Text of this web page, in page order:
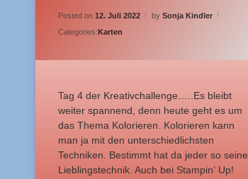
Posted on12. Juli 2022 bySonja Kindler
Categories:Karten
Tag 4 der Kreativchallenge…..Es bleibt
weiter spannend, denn heute geht es um
das Thema Kolorieren. Kolorieren kann
man ja mit den unterschiedlichsten
Techniken. Bestimmt hat da jeder so seine
Lieblingstechnik. Auch bei Stampin‘ Up!